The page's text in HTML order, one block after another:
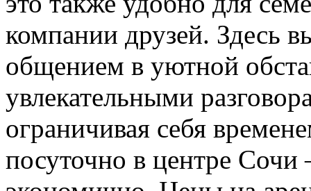
компании друзей. Здесь
общением в уютной
увлекательными
ограничивая себя
посуточно в центре Сочи